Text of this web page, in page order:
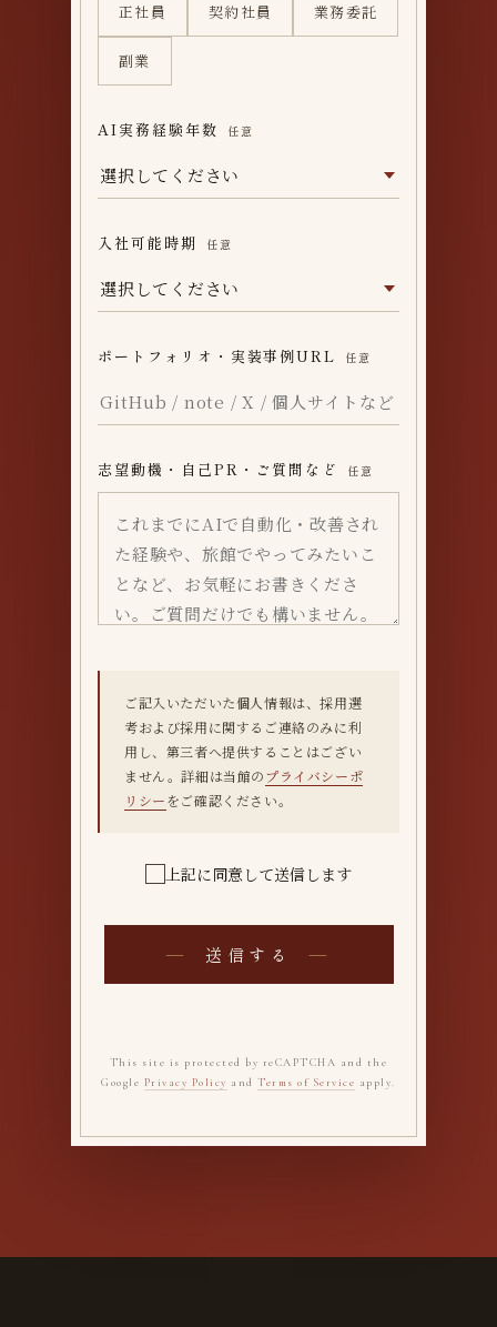
正社員 契約社員 業務委託
副業
AI実務経験年数 任意
入社可能時期 任意
ポートフォリオ・実装事例URL 任意
志望動機・自己PR・ご質問など 任意
ご記入いただいた個人情報は、採用選
考および採用に関するご連絡のみに利
用し、第三者へ提供することはござい
ません。詳細は当館のプライバシーポ
リシーをご確認ください。
上記に同意して送信します
送信する
This site is protected by reCAPTCHA and the
Google Privacy Policy andTerms of Service apply.